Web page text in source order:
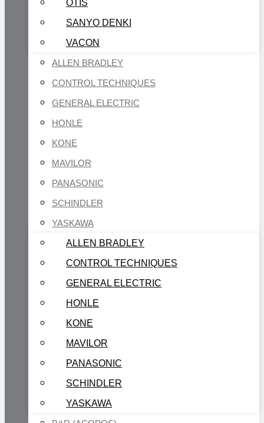
OTIS
SANYO DENKI
VACON
ALLEN BRADLEY
CONTROL TECHNIQUES
GENERAL ELECTRIC
HONLE
KONE
MAVILOR
PANASONIC
SCHINDLER
YASKAWA
ALLEN BRADLEY
CONTROL TECHNIQUES
GENERAL ELECTRIC
HONLE
KONE
MAVILOR
PANASONIC
SCHINDLER
YASKAWA